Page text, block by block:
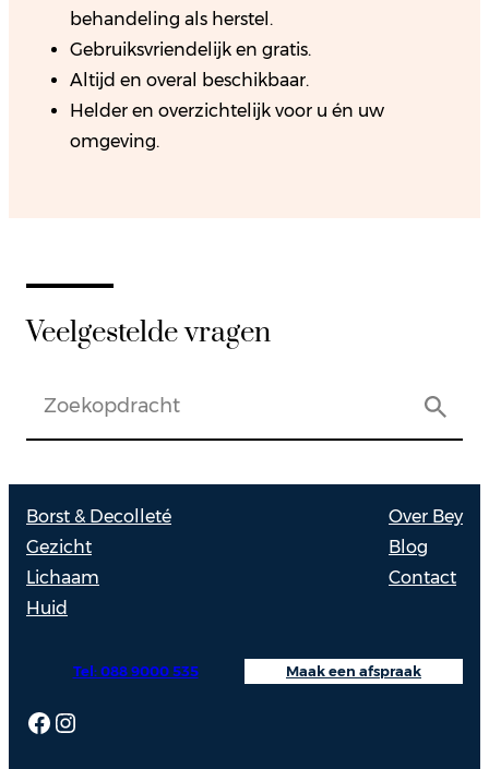
behandeling als herstel.
Gebruiksvriendelijk en gratis.
Altijd en overal beschikbaar.
Helder en overzichtelijk voor u én uw
omgeving.
Veelgestelde vragen
Borst & Decolleté
Gezicht
Lichaam
Huid
Over Bey
Blog
Contact
Facebook
Instagram
Maak een afspraak
Tel: 088 9000 535